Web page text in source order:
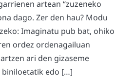
artean “zuzeneko
dago. Zer den hau? Modu
Imaginatu pub bat, ohiko
ordez ordenagailuan
ari den gizaseme
edo […]